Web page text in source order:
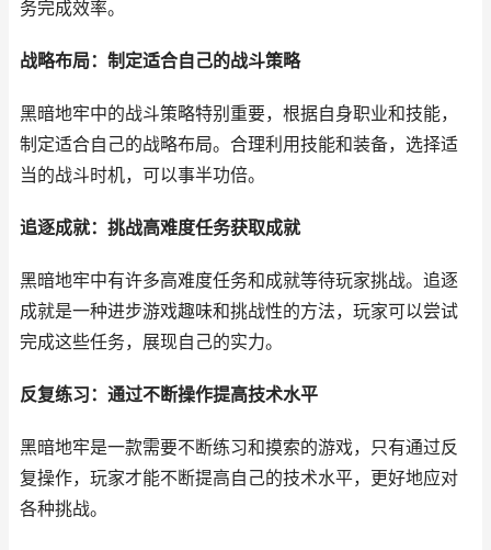
务完成效率。
战略布局：制定适合自己的战斗策略
黑暗地牢中的战斗策略特别重要，根据自身职业和技能，
制定适合自己的战略布局。合理利用技能和装备，选择适
当的战斗时机，可以事半功倍。
追逐成就：挑战高难度任务获取成就
黑暗地牢中有许多高难度任务和成就等待玩家挑战。追逐
成就是一种进步游戏趣味和挑战性的方法，玩家可以尝试
完成这些任务，展现自己的实力。
反复练习：通过不断操作提高技术水平
黑暗地牢是一款需要不断练习和摸索的游戏，只有通过反
复操作，玩家才能不断提高自己的技术水平，更好地应对
各种挑战。